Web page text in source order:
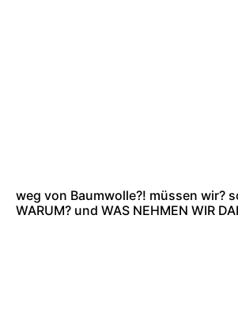
weg von Baumwolle?! müssen wir?
WARUM? und WAS NEHMEN WIR